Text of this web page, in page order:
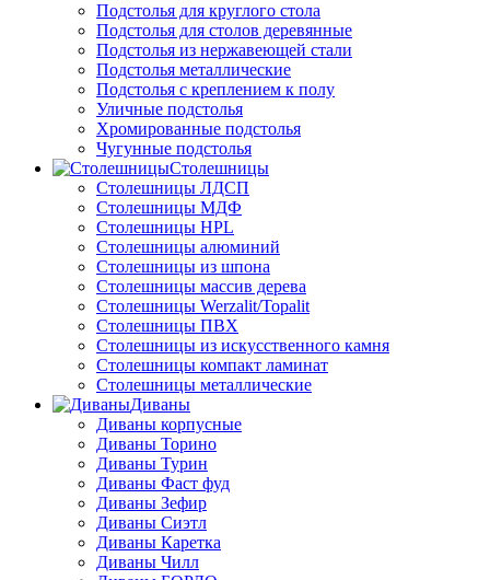
Подстолья для круглого стола
Подстолья для столов деревянные
Подстолья из нержавеющей стали
Подстолья металлические
Подстолья с креплением к полу
Уличные подстолья
Хромированные подстолья
Чугунные подстолья
Столешницы
Столешницы ЛДСП
Столешницы МДФ
Столешницы HPL
Столешницы алюминий
Столешницы из шпона
Столешницы массив дерева
Столешницы Werzalit/Topalit
Столешницы ПВХ
Столешницы из искусственного камня
Столешницы компакт ламинат
Столешницы металлические
Диваны
Диваны корпусные
Диваны Торино
Диваны Турин
Диваны Фаст фуд
Диваны Зефир
Диваны Сиэтл
Диваны Каретка
Диваны Чилл